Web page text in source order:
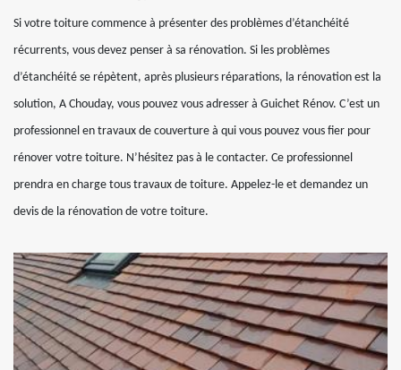
Si votre toiture commence à présenter des problèmes d’étanchéité
récurrents, vous devez penser à sa rénovation. Si les problèmes
d’étanchéité se répètent, après plusieurs réparations, la rénovation est la
solution, A Chouday, vous pouvez vous adresser à Guichet Rénov. C’est un
professionnel en travaux de couverture à qui vous pouvez vous fier pour
rénover votre toiture. N’hésitez pas à le contacter. Ce professionnel
prendra en charge tous travaux de toiture. Appelez-le et demandez un
devis de la rénovation de votre toiture.